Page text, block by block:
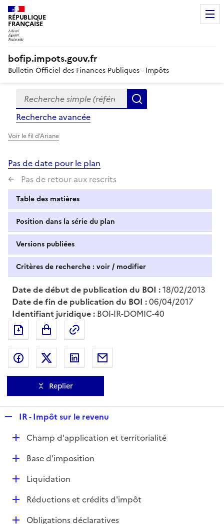
RÉPUBLIQUE
FRANÇAISE
bofip.impots.gouv.fr
Bulletin Officiel des Finances Publiques - Impôts
Formulaire
de
recherche
Recherche simple (références, mots clés, partie du
Recherche avancée
Voir le fil d'Ariane
Pas de date pour le plan
Pas de retour aux rescrits
Table des matières
Position dans la série du plan
Versions publiées
Critères de recherche : voir / modifier
Date de début de publication du BOI :18/02/2013
Date de fin de publication du BOI :06/04/2017
Identifiant juridique : BOI-IR-DOMIC-40
Exporter le document au format pdf
Partager sur Facebook
Partager sur Twitter
Partager sur LinkedIn
Replier
p
l
i
e
IR - Impôt sur le revenu
DChamp d'application et territorialité
DBase d'imposition
DLiquidation
DRéductions et crédits d'impôt
DObligations déclaratives